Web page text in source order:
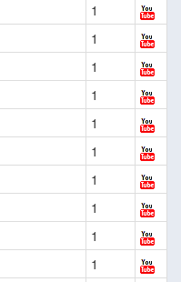
1
1
1
1
1
1
1
1
1
1